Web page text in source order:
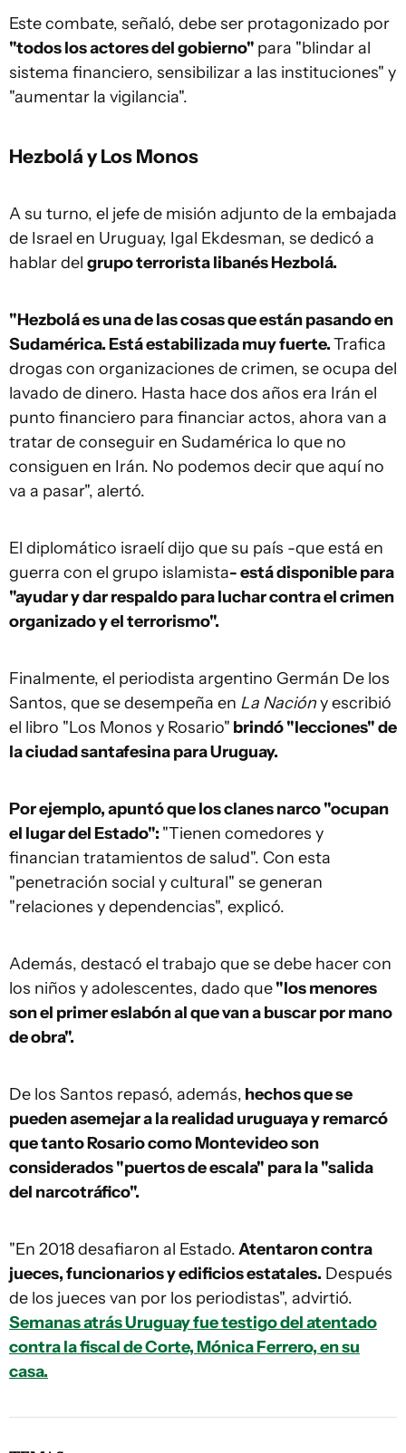
Este combate, señaló, debe ser protagonizado por
"todos los actores del gobierno" para "blindar al
sistema financiero, sensibilizar a las instituciones" y
"aumentar la vigilancia".
Hezbolá y Los Monos
A su turno, el jefe de misión adjunto de la embajada
de Israel en Uruguay, Igal Ekdesman, se dedicó a
hablar del grupo terrorista libanés Hezbolá.
"Hezbolá es una de las cosas que están pasando en
Sudamérica. Está estabilizada muy fuerte.Trafica
drogas con organizaciones de crimen, se ocupa del
lavado de dinero. Hasta hace dos años era Irán el
punto financiero para financiar actos, ahora van a
tratar de conseguir en Sudamérica lo que no
consiguen en Irán. No podemos decir que aquí no
va a pasar", alertó.
El diplomático israelí dijo que su país -que está en
guerra con el grupo islamista- está disponible para
"ayudar y dar respaldo para luchar contra el crimen
organizado y el terrorismo".
Finalmente, el periodista argentino Germán De los
Santos, que se desempeña en La Nacióny escribió
el libro "Los Monos y Rosario" brindó "lecciones" de
la ciudad santafesina para Uruguay.
Por ejemplo, apuntó que los clanes narco "ocupan
el lugar del Estado": "Tienen comedores y
financian tratamientos de salud". Con esta
"penetración social y cultural" se generan
"relaciones y dependencias", explicó.
Además, destacó el trabajo que se debe hacer con
los niños y adolescentes, dado que"los menores
son el primer eslabón al que van a buscar por mano
de obra".
De los Santos repasó, además, hechos que se
pueden asemejar a la realidad uruguaya y remarcó
que tanto Rosario como Montevideo son
considerados "puertos de escala" para la "salida
del narcotráfico".
"En 2018 desafiaron al Estado.Atentaron contra
jueces, funcionarios y edificios estatales. Después
de los jueces van por los periodistas", advirtió.
Semanas atrás Uruguay fue testigo del atentado
contra la fiscal de Corte, Mónica Ferrero, en su
casa.